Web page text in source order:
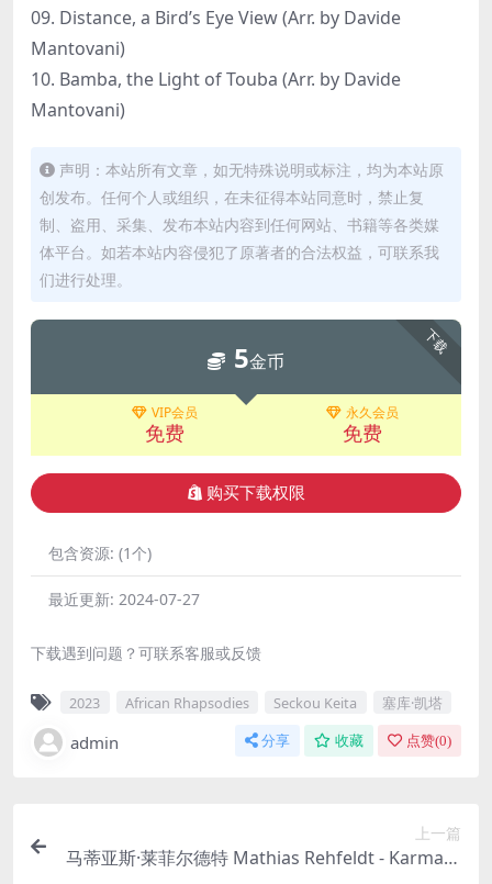
09. Distance, a Bird’s Eye View (Arr. by Davide
Mantovani)
10. Bamba, the Light of Touba (Arr. by Davide
Mantovani)
声明：本站所有文章，如无特殊说明或标注，均为本站原
创发布。任何个人或组织，在未征得本站同意时，禁止复
制、盗用、采集、发布本站内容到任何网站、书籍等各类媒
体平台。如若本站内容侵犯了原著者的合法权益，可联系我
们进行处理。
下载
5金币
VIP会员
免费
永久会员
免费
购买下载权限
包含资源: (1个)
最近更新: 2024-07-27
下载遇到问题？可联系客服或反馈
2023 African Rhapsodies Seckou Keita 塞库·凯塔
admin 分享 收藏 点赞(0)
上一篇
马蒂亚斯·莱菲尔德特 Mathias Rehfeldt - Karma is